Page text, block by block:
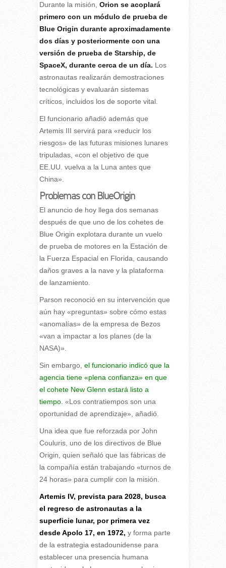
Durante la misión, Orion se acoplará
primero con un módulo de prueba de
Blue Origin durante aproximadamente
dos días y posteriormente con una
versión de prueba de Starship, de
SpaceX, durante cerca de un día. Los
astronautas realizarán demostraciones
tecnológicas y evaluarán sistemas
críticos, incluidos los de soporte vital.
El funcionario añadió además que
Artemis III servirá para «reducir los
riesgos» de las futuras misiones lunares
tripuladas, «con el objetivo de que
EE.UU. vuelva a la Luna antes que
China».
Problemas con BlueOrigin
El anuncio de hoy llega dos semanas
después de que uno de los cohetes de
Blue Origin explotara durante un vuelo
de prueba de motores en la Estación de
la Fuerza Espacial en Florida, causando
daños graves a la nave y la plataforma
de lanzamiento.
Parson reconoció en su intervención que
aún hay «preguntas» sobre cómo estas
«anomalías» de la empresa de Bezos
«van a impactar a los planes (de la
NASA)».
Sin embargo, el funcionario indicó que la
agencia tiene «plena confianza» en que
el cohete New Glenn estará listo a
tiempo. «Los contratiempos son una
oportunidad de aprendizaje», añadió.
Una idea que fue reforzada por John
Couluris, uno de los directivos de Blue
Origin, quien señaló que las fábricas de
la compañía están trabajando «turnos de
24 horas» para cumplir con la misión.
Artemis IV, prevista para 2028, busca
el regreso de astronautas a la
superficie lunar, por primera vez
desde Apolo 17, en 1972, y forma parte
de la estrategia estadounidense para
establecer una presencia humana